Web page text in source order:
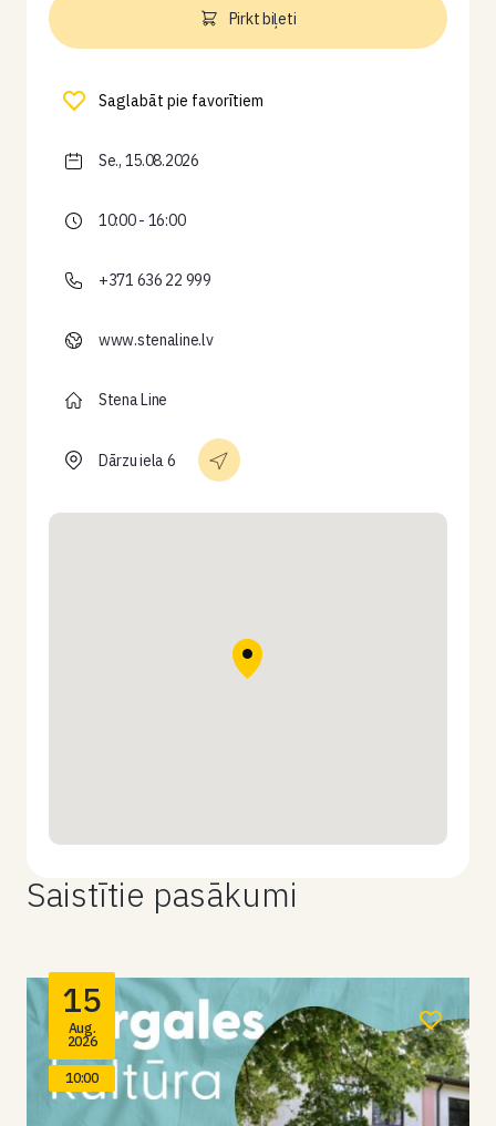
Pirkt biļeti
Saglabāt pie favorītiem
Se., 15.08.2026
10:00 - 16:00
+371 636 22 999
www.stenaline.lv
Stena Line
Dārzu iela 6
Saistītie pasākumi
15
Aug.
2026
10:00